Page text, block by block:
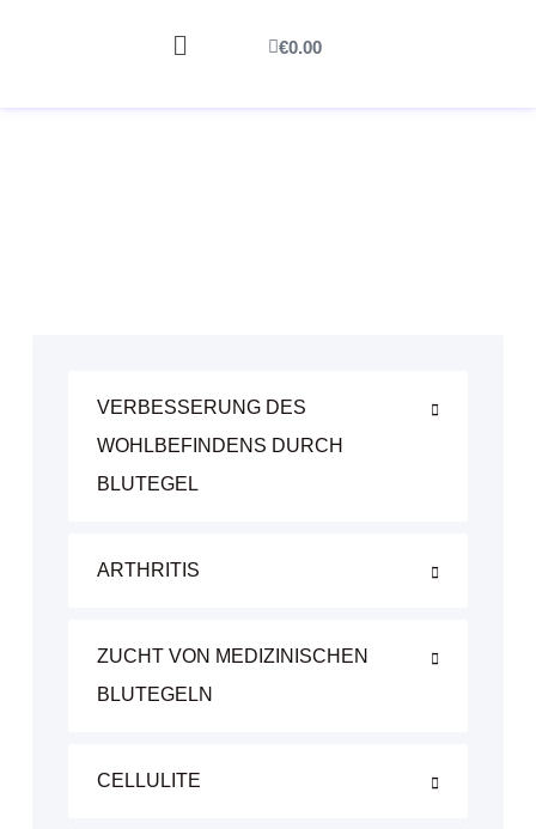
€0.00
VERBESSERUNG DES
WOHLBEFINDENS DURCH
BLUTEGEL
ARTHRITIS
ZUCHT VON MEDIZINISCHEN
BLUTEGELN
CELLULITE